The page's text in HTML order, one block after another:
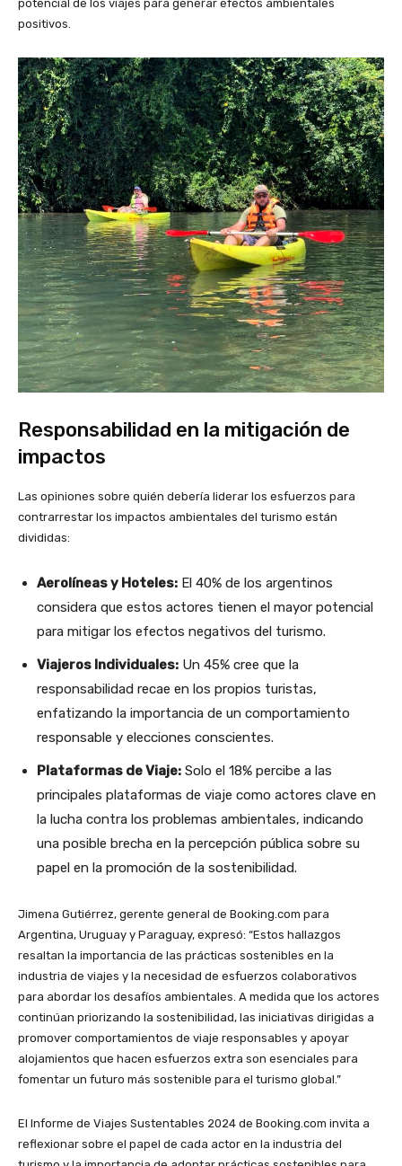
potencial de los viajes para generar efectos ambientales
positivos.
Responsabilidad en la mitigación de
impactos
Las opiniones sobre quién debería liderar los esfuerzos para
contrarrestar los impactos ambientales del turismo están
divididas:
Aerolíneas y Hoteles: El 40% de los argentinos
considera que estos actores tienen el mayor potencial
para mitigar los efectos negativos del turismo.
Viajeros Individuales: Un 45% cree que la
responsabilidad recae en los propios turistas,
enfatizando la importancia de un comportamiento
responsable y elecciones conscientes.
Plataformas de Viaje: Solo el 18% percibe a las
principales plataformas de viaje como actores clave en
la lucha contra los problemas ambientales, indicando
una posible brecha en la percepción pública sobre su
papel en la promoción de la sostenibilidad.
Jimena Gutiérrez, gerente general de Booking.com para
Argentina, Uruguay y Paraguay, expresó: “Estos hallazgos
resaltan la importancia de las prácticas sostenibles en la
industria de viajes y la necesidad de esfuerzos colaborativos
para abordar los desafíos ambientales. A medida que los actores
continúan priorizando la sostenibilidad, las iniciativas dirigidas a
promover comportamientos de viaje responsables y apoyar
alojamientos que hacen esfuerzos extra son esenciales para
fomentar un futuro más sostenible para el turismo global.”
El Informe de Viajes Sustentables 2024 de Booking.com invita a
reflexionar sobre el papel de cada actor en la industria del